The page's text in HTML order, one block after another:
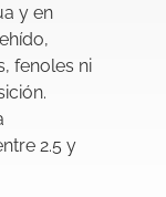
y en
fenoles ni
2.5 y